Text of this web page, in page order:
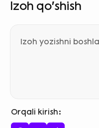
Izoh qo‘shish
Orqali kirish